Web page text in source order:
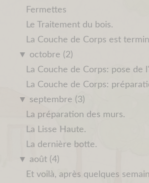
Fermettes
Le Traitement du bois.
La Couche de Corps est
▼ octobre (2)
La Couche de Corps: pose de
La Couche de Corps:
▼ septembre (3)
La préparation des murs.
La Lisse Haute.
La dernière botte.
▼ août (4)
Et voilà, après quelques